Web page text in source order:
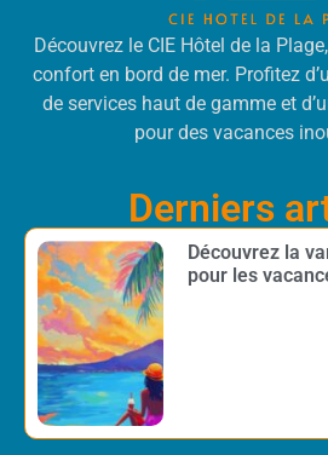
Découvrez le CIE Hôtel de la
confort en bord de mer. Profitez
de services haut de gamme et
pour des vacances
Derniers
Découvrez la
pour les